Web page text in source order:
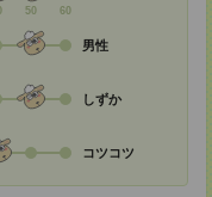
50 60
男性
しずか
コツコツ